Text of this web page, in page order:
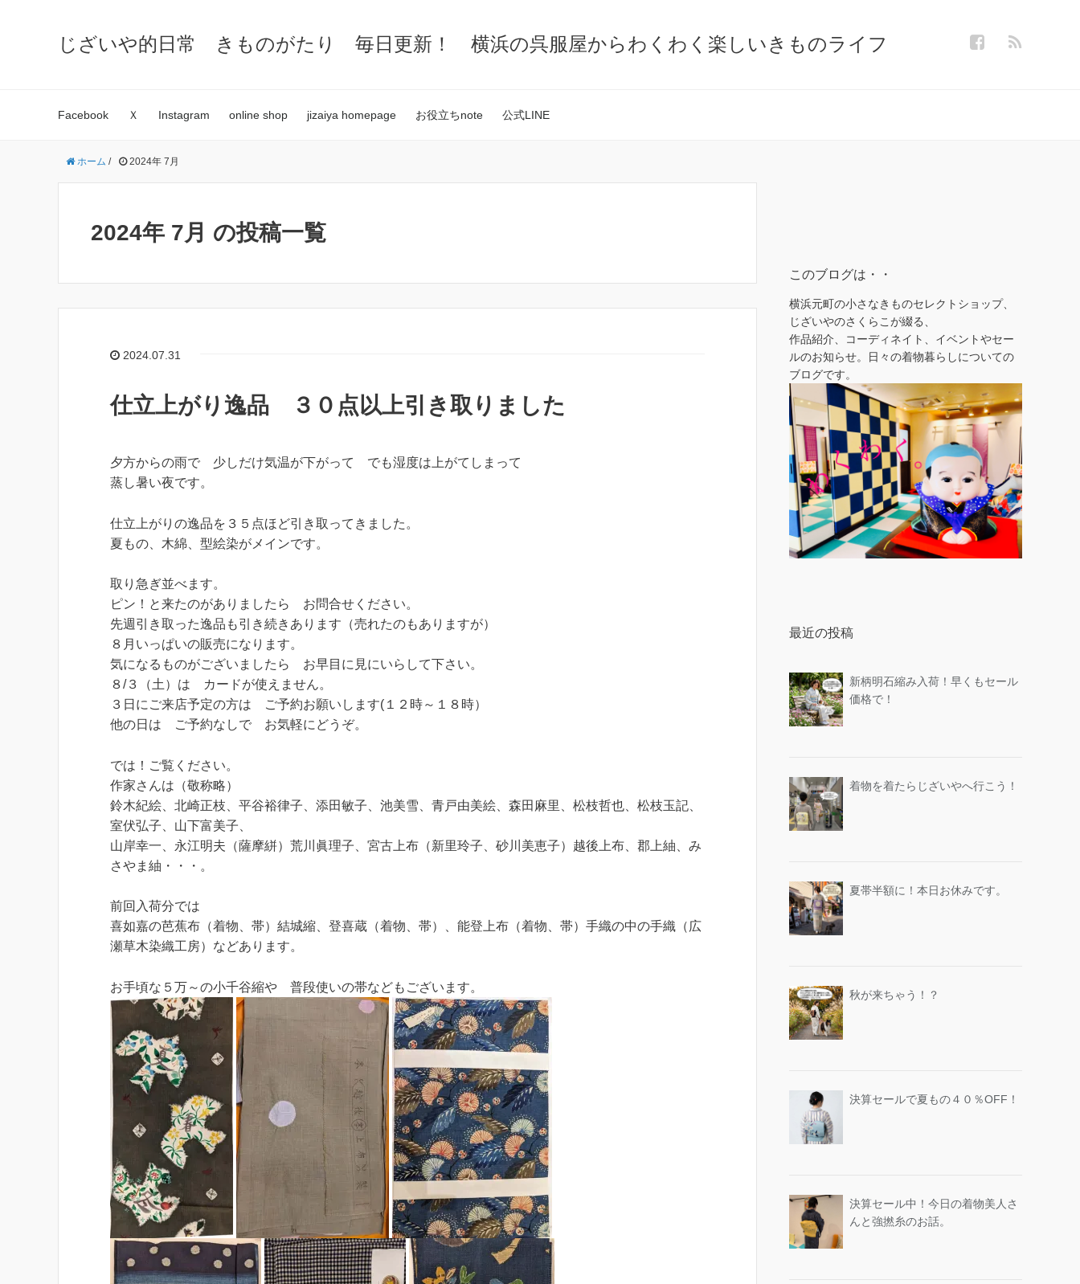
じざいや的日常 きものがたり 毎日更新！ 横浜の呉服屋からわくわく楽しいきものライフ
Facebook Ｘ Instagram online shop jizaiya homepage お役立ちnote 公式LINE
ホーム / 2024年 7月
2024年 7月 の投稿一覧
2024.07.31
仕立上がり逸品 ３０点以上引き取りました
夕方からの雨で 少しだけ気温が下がって でも湿度は上がてしまって
蒸し暑い夜です。
仕立上がりの逸品を３５点ほど引き取ってきました。
夏もの、木綿、型絵染がメインです。
取り急ぎ並べます。
ピン！と来たのがありましたら お問合せください。
先週引き取った逸品も引き続きあります（売れたのもありますが）
８月いっぱいの販売になります。
気になるものがございましたら お早目に見にいらして下さい。
８/３（土）は カードが使えません。
３日にご来店予定の方は ご予約お願いします(１２時～１８時）
他の日は ご予約なしで お気軽にどうぞ。
では！ご覧ください。
作家さんは（敬称略）
鈴木紀絵、北崎正枝、平谷裕律子、添田敏子、池美雪、青戸由美絵、森田麻里、松枝哲也、松枝玉記、
室伏弘子、山下富美子、
山岸幸一、永江明夫（薩摩絣）荒川眞理子、宮古上布（新里玲子、砂川美恵子）越後上布、郡上紬、み
さやま紬・・・。
前回入荷分では
喜如嘉の芭蕉布（着物、帯）結城縮、登喜蔵（着物、帯）、能登上布（着物、帯）手織の中の手織（広
瀬草木染織工房）などあります。
お手頃な５万～の小千谷縮や 普段使いの帯などもございます。
このブログは・・
横浜元町の小さなきものセレクトショップ、
じざいやのさくらこが綴る、
作品紹介、コーディネイト、イベントやセー
ルのお知らせ。日々の着物暮らしについての
ブログです。
最近の投稿
新柄明石縮み入荷！早くもセール
価格で！
着物を着たらじざいやへ行こう！
夏帯半額に！本日お休みです。
秋が来ちゃう！？
決算セールで夏もの４０％OFF！
決算セール中！今日の着物美人さ
んと強撚糸のお話。